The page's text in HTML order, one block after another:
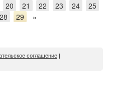
20 21 22 23 24
25
28 29 »
соглашение |